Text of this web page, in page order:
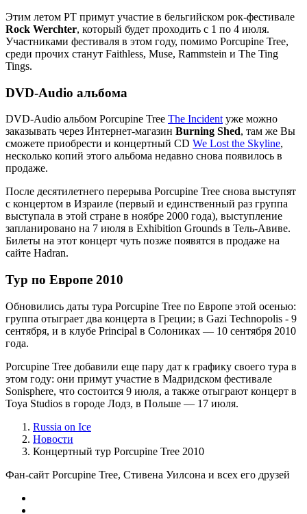
Этим летом PT примут участие в бельгийском рок-фестивале
Rock Werchter, который будет проходить с 1 по 4 июля.
Участниками фестиваля в этом году, помимо Porcupine Tree,
среди прочих станут Faithless, Muse, Rammstein и The Ting
Tings.
DVD-Audio альбома
DVD-Audio альбом Porcupine Tree The Incident уже можно
заказывать через Интернет-магазин Burning Shed, там же Вы
сможете приобрести и концертный CD We Lost the Skyline,
несколько копий этого альбома недавно снова появилось в
продаже.
После десятилетнего перерыва Porcupine Tree снова выступят
с концертом в Израиле (первый и единственный раз группа
выступала в этой стране в ноябре 2000 года), выступление
запланировано на 7 июля в Exhibition Grounds в Тель-Авиве.
Билеты на этот концерт чуть позже появятся в продаже на
сайте Hadran.
Тур по Европе 2010
Обновились даты тура Porcupine Tree по Европе этой осенью:
группа отыграет два концерта в Греции; в Gazi Technopolis - 9
сентября, и в клубе Principal в Солониках — 10 сентября 2010
года.
Porcupine Tree добавили еще пару дат к графику своего тура в
этом году: они примут участие в Мадридском фестивале
Sonisphere, что состоится 9 июля, а также отыграют концерт в
Toya Studios в городе Лодз, в Польше — 17 июля.
Russia on Ice
Новости
Концертный тур Porcupine Tree 2010
Фан-сайт Porcupine Tree, Стивена Уилсона и всех его друзей